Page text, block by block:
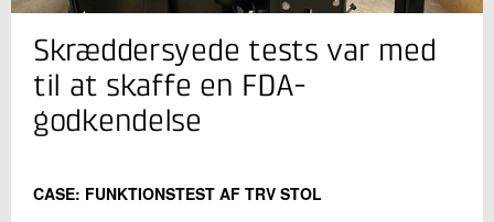
Jeg er din kontaktperson
Michael Perolle Jensen
Forretningsleder
Industriel Materialeteknologi
+45 72 20 24 90
Skræddersyede tests var med
til at skaffe en FDA-
godkendelse
CASE: FUNKTIONSTEST AF TRV STOL